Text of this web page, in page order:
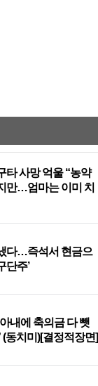
타 사망 억울 “농약
만…엄마는 이미 치
다…즉석서 현금으
단주’
내에 축의금 다 뺏
(동치미)[결정적장면]